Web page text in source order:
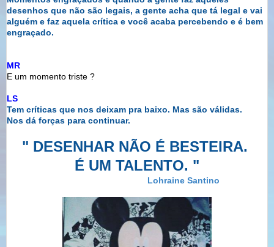
desenhos que não são legais, a gente acha que tá legal e vai
alguém e faz aquela crítica e você acaba percebendo e é bem
engraçado.
MR
E um momento triste ?
LS
Tem críticas que nos deixam pra baixo. Mas são válidas.
Nos dá forças para continuar.
" DESENHAR NÃO É BESTEIRA.
É UM TALENTO. "
Lohraine Santino